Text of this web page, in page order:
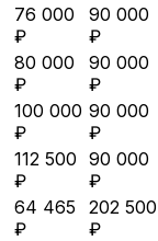
76 000
₽
90 000
₽
80 000
₽
90 000
₽
100 000
₽
90 000
₽
112 500
₽
90 000
₽
64 465
₽
202 500
₽